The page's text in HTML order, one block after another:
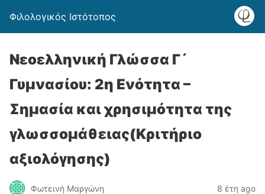
Φιλολογικός Ιστότοπος
Νεοελληνική Γλώσσα Γ´
Γυμνασίου: 2η Ενότητα –
Σημασία και χρησιμότητα της
γλωσσομάθειας(Κριτήριο
αξιολόγησης)
Φωτεινή Μαργώνη 8 έτη ago